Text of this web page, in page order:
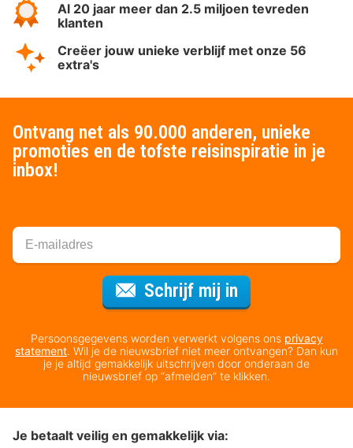
Al 20 jaar meer dan 2.5 miljoen tevreden
klanten
Creëer jouw unieke verblijf met onze 56
extra's
Ontvang net als 90.000 anderen, unieke
promoties en de tofste reisinspiratie in je
inbox!
Schrijf mij in
Persoonsgegevens worden verwerkt volgens ons privacy
statement. Wil je de nieuwsbrief niet meer ontvangen? Dan kun
je je altijd gemakkelijk uitschrijven door onderaan de
nieuwsbrief op “afmelden” te klikken.
Je betaalt veilig en gemakkelijk via: